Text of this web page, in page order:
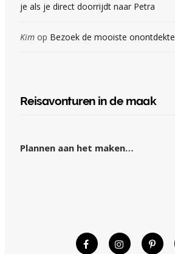
je als je direct doorrijdt naar Petra
Kim op Bezoek de mooiste
Reisavonturen in de maak
Plannen aan het maken…